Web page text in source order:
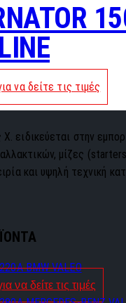
να δείτε τις τιμές
ειδικεύεται στην
μίζες
και υψηλή τεχνική
BMW VALEO
να δείτε τις τιμές